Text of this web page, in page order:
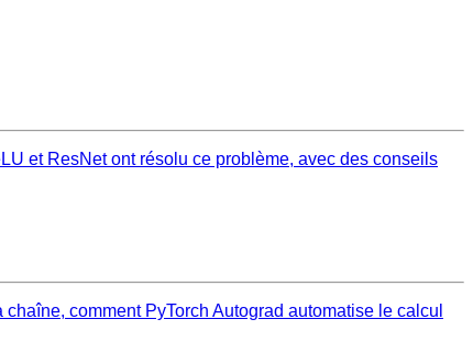
et ResNet ont résolu ce problème, avec des conseils
comment PyTorch Autograd automatise le calcul